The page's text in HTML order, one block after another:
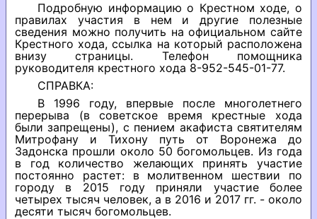
Подробную информацию о Крестном ходе, о
правилах участия в нем и другие полезные
сведения можно получить на официальном сайте
Крестного хода, ссылка на который расположена
внизу страницы. Телефон помощника
руководителя крестного хода 8-952-545-01-77.
СПРАВКА:
В 1996 году, впервые после многолетнего
перерыва (в советское время крестные хода
были запрещены), с пением акафиста святителям
Митрофану и Тихону путь от Воронежа до
Задонска прошли около 50 богомольцев. Из года
в год количество желающих принять участие
постоянно растет: в молитвенном шествии по
городу в 2015 году приняли участие более
четырех тысяч человек, а в 2016 и 2017 гг. - около
десяти тысяч богомольцев.